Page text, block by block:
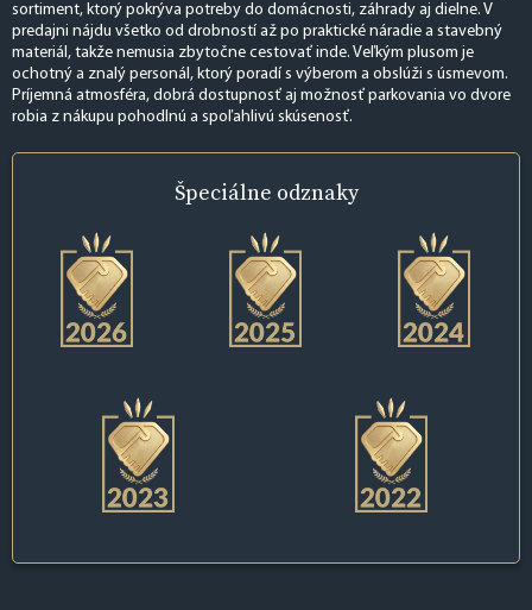
sortiment, ktorý pokrýva potreby do domácnosti, záhrady aj dielne. V
predajni nájdu všetko od drobností až po praktické náradie a stavebný
materiál, takže nemusia zbytočne cestovať inde. Veľkým plusom je
ochotný a znalý personál, ktorý poradí s výberom a obslúži s úsmevom.
Príjemná atmosféra, dobrá dostupnosť aj možnosť parkovania vo dvore
robia z nákupu pohodlnú a spoľahlivú skúsenosť.
Špeciálne odznaky